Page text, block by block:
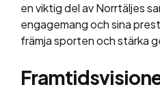
en viktig del av Norrtäljes
engagemang och sina
främja sporten och stärka